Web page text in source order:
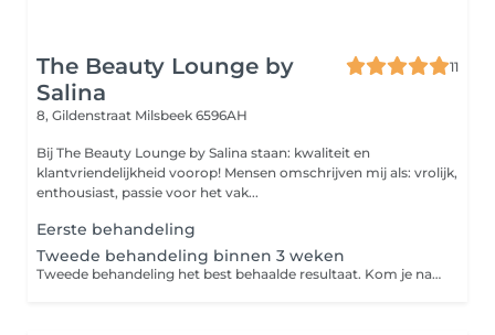
The Beauty Lounge by
Salina
11
8, Gildenstraat Milsbeek 6596AH
Bij The Beauty Lounge by Salina staan: kwaliteit en
klantvriendelijkheid voorop! Mensen omschrijven mij als: vrolijk,
enthousiast, passie voor het vak...
Eerste behandeling
Tweede behandeling binnen 3 weken
Tweede behandeling het best behaalde resultaat. Kom je na 3 weken terug voor de tweede behandeling betaal je weer 62,5 voor behandeling.